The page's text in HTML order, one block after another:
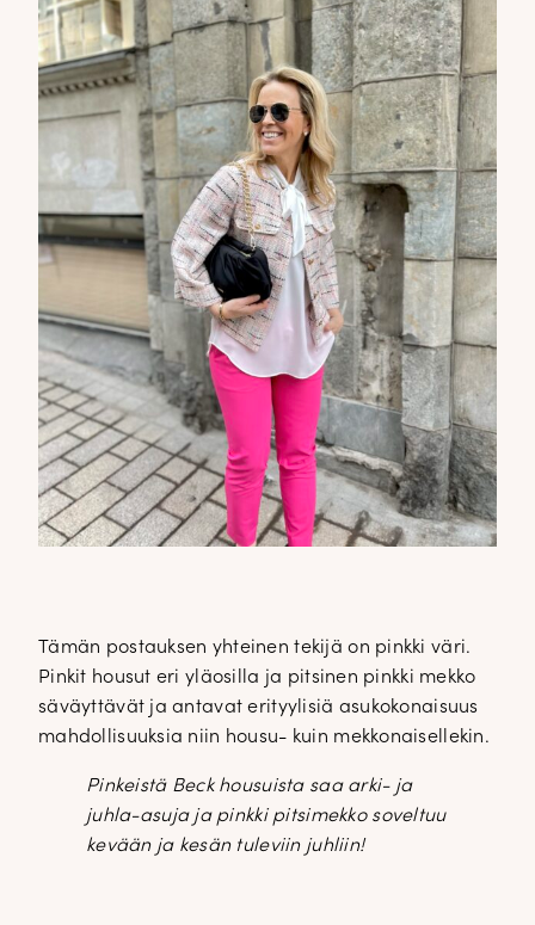
Tämän postauksen yhteinen tekijä on pinkki väri.
Pinkit housut eri yläosilla ja pitsinen pinkki mekko
säväyttävät ja antavat erityylisiä asukokonaisuus
mahdollisuuksia niin housu- kuin mekkonaisellekin.
Pinkeistä Beck housuista saa arki- ja
juhla-asuja ja pinkki pitsimekko soveltuu
kevään ja kesän tuleviin juhliin!